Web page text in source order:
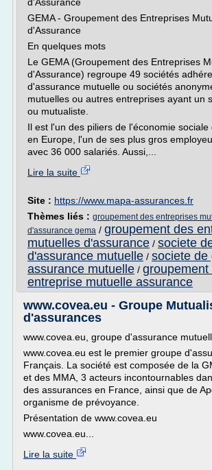
GEMA - Groupement des Entreprises
d'Assurance
En quelques mots
Le GEMA (Groupement des Entreprises
d'Assurance) regroupe 49 sociétés
d'assurance mutuelle ou sociétés
mutuelles ou autres entreprises ayant un
ou mutualiste.
Il est l'un des piliers de l'économie
en Europe, l'un de ses plus gros
avec 36 000 salariés. Aussi,...
Lire la suite
Site : https://www.mapa-assurances.fr
Thèmes liés : groupement des entreprises
d'assurance gema / groupement des
mutuelles d'assurance / societe
d'assurance mutuelle / societe de
assurance mutuelle / groupement
entreprise mutuelle assurance
www.covea.eu - Groupe
d'assurances
www.covea.eu, groupe d'assurance
www.covea.eu est le premier groupe
Français. La société est composée de la
et des MMA, 3 acteurs incontournables
des assurances en France, ainsi que de
organisme de prévoyance.
Présentation de www.covea.eu
www.covea.eu...
Lire la suite